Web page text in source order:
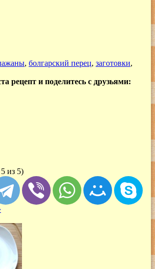
, болгарский перец, заготовки,
рецепт и поделитесь с друзьями:
из 5)